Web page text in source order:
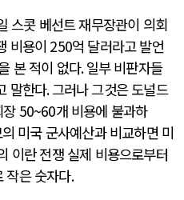
스콧 베선트 재무장관이 의회
비용이 250억 달러라고 발언
본 적이 없다.일부 비판자들
말한다.그러나 그것은 도널드
장 50~60개 비용에 불과하
미국 군사예산과 비교하면 미
이란 전쟁 실제 비용으로부터
작은 숫자다.